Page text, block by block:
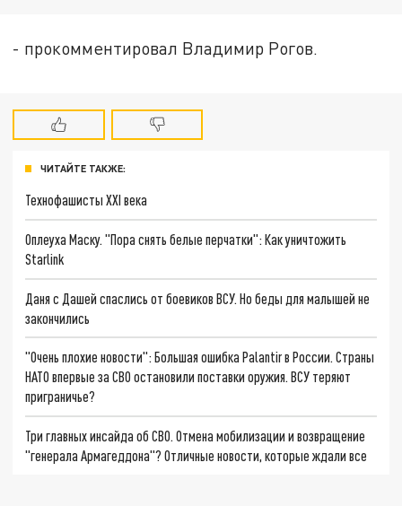
- прокомментировал Владимир Рогов.
ЧИТАЙТЕ ТАКЖЕ:
Технофашисты XXI века
Оплеуха Маску. "Пора снять белые перчатки": Как уничтожить
Starlink
Даня с Дашей спаслись от боевиков ВСУ. Но беды для малышей не
закончились
"Очень плохие новости": Большая ошибка Palantir в России. Страны
НАТО впервые за СВО остановили поставки оружия. ВСУ теряют
приграничье?
Три главных инсайда об СВО. Отмена мобилизации и возвращение
"генерала Армагеддона"? Отличные новости, которые ждали все